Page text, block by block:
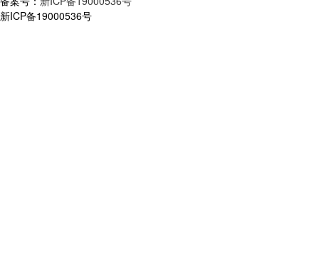
新ICP备19000536号